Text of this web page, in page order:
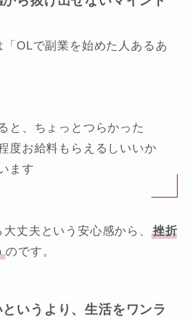
OLで副業を始めた人あるあ
と、ちょっとつらかった
度お給料もらえるしいいか
ます
丈夫という安心感から、
挫折
のです。
いうより、生活をワンラ